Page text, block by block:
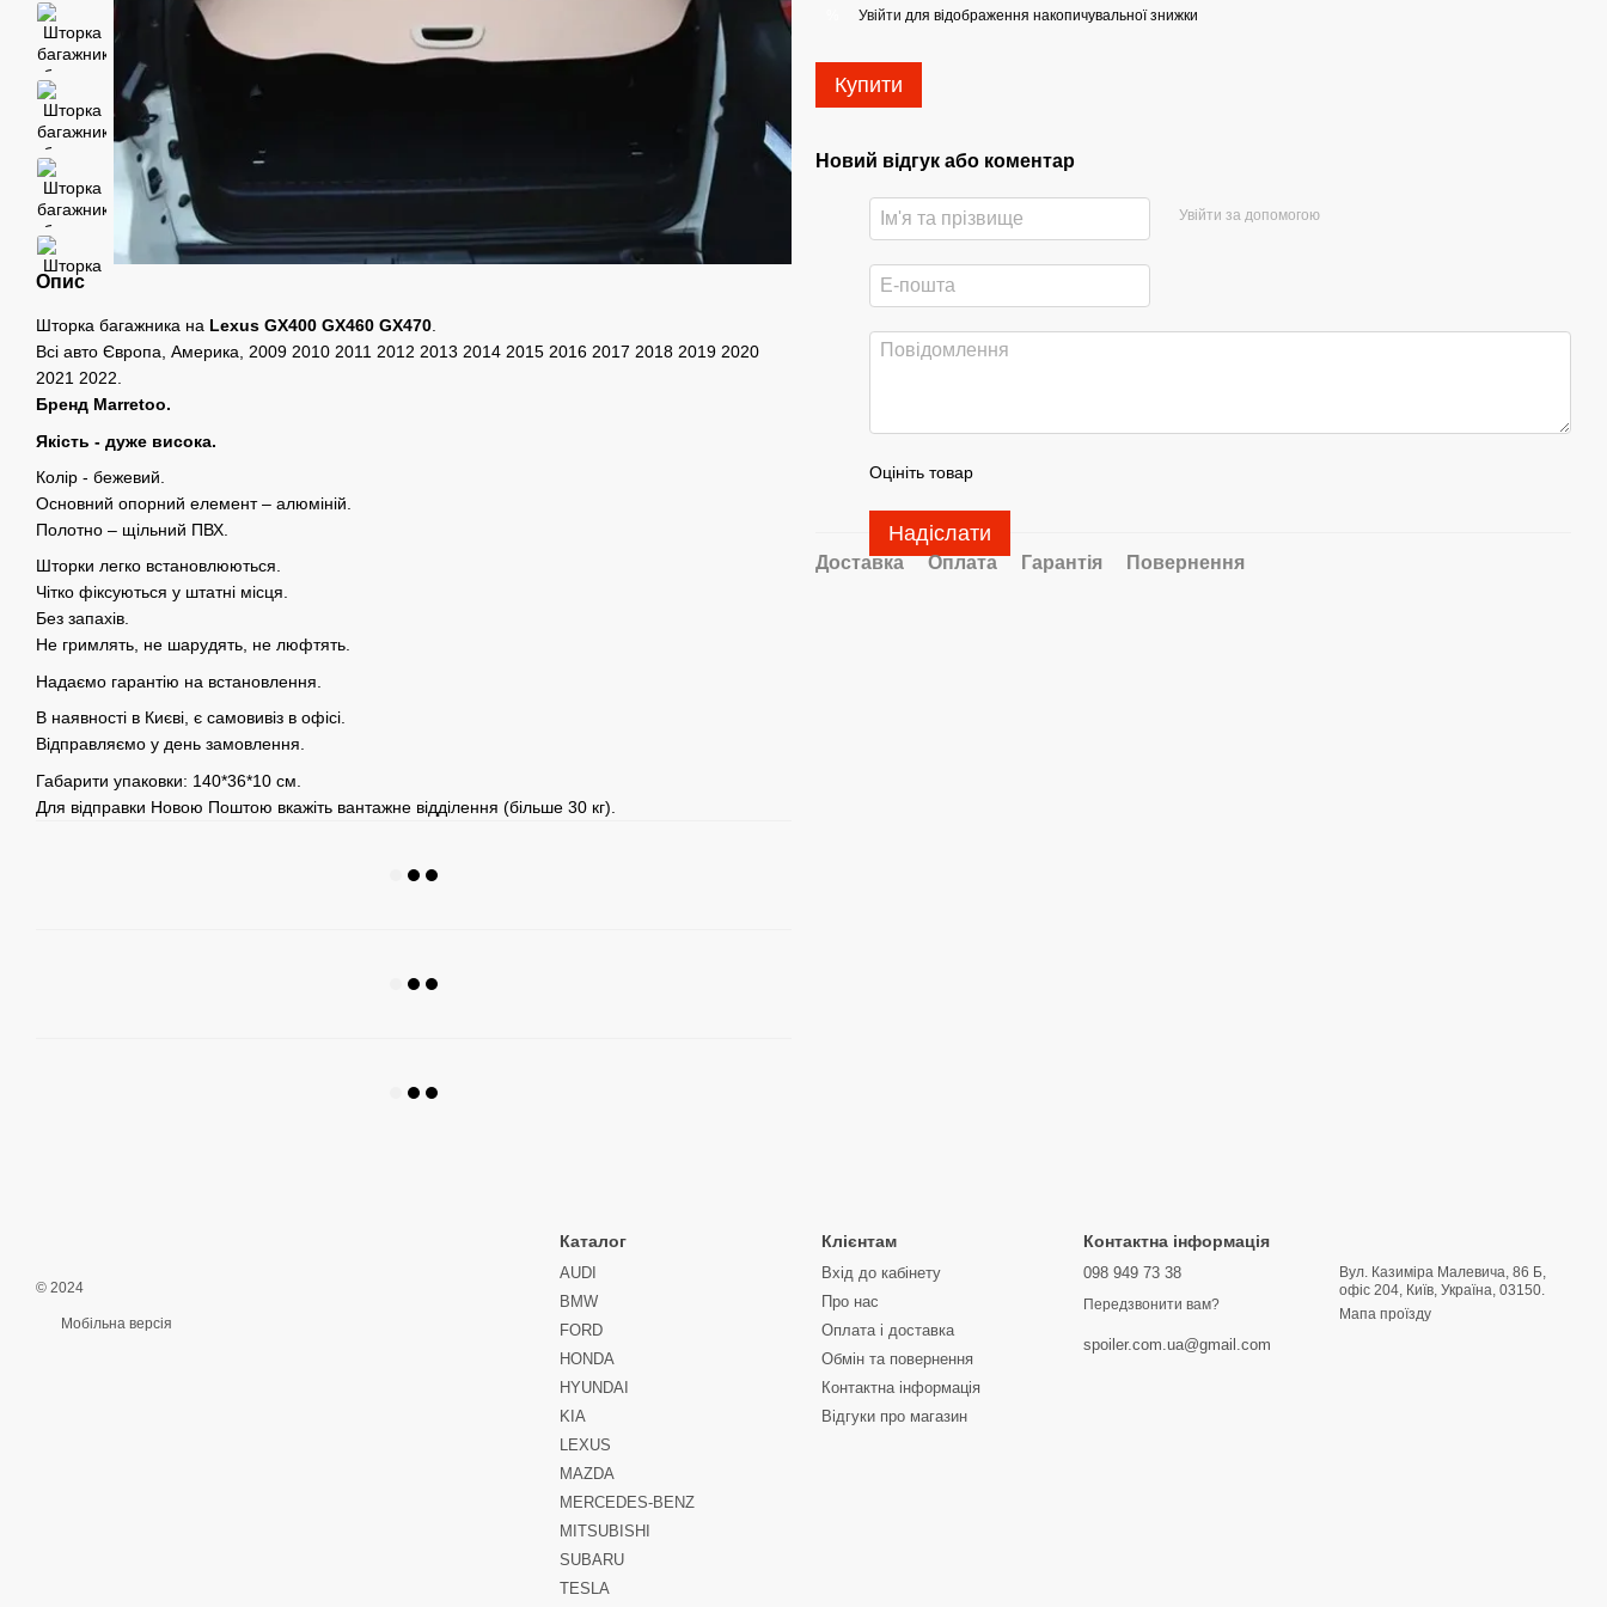
Опис
Шторка багажника на Lexus GX400 GX460 GX470.
Всі авто Європа, Америка, 2009 2010 2011 2012 2013 2014 2015 2016 2017 2018 2019 2020
2021 2022.
Бренд Marretoo.
Якість - дуже висока.
Колір - бежевий.
Основний опорний елемент – алюміній.
Полотно – щільний ПВХ.
Шторки легко встановлюються.
Чітко фіксуються у штатні місця.
Без запахів.
Не гримлять, не шарудять, не люфтять.
Надаємо гарантію на встановлення.
В наявності в Києві, є самовивіз в офісі.
Відправляємо у день замовлення.
Габарити упаковки: 140*36*10 см.
Для відправки Новою Поштою вкажіть вантажне відділення (більше 30 кг).
Увійти для відображення накопичувальної знижки
Купити
Новий відгук або коментар
Увійти за допомогою
Оцініть товар
Надіслати
Доставка Оплата Гарантія Повернення
© 2024
Мобільна версія
Каталог
AUDI
BMW
FORD
HONDA
HYUNDAI
KIA
LEXUS
MAZDA
MERCEDES-BENZ
MITSUBISHI
SUBARU
TESLA
Клієнтам
Вхід до кабінету
Про нас
Оплата і доставка
Обмін та повернення
Контактна інформація
Відгуки про магазин
Контактна інформація
098 949 73 38
Передзвонити вам?
spoiler.com.ua@gmail.com
Вул. Казиміра Малевича, 86 Б,
офіс 204, Київ, Україна, 03150.
Мапа проїзду